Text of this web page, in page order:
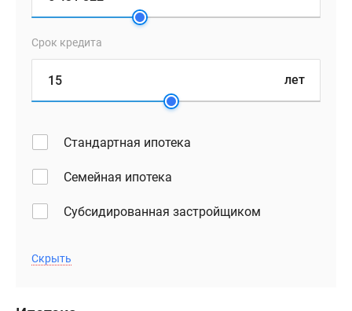
этажах,
подземных
паркинги
удобной
навигацией.
мы
детские
Срок кредита
лет
Стандартная ипотека
Семейная ипотека
Субсидированная застройщиком
Скрыть